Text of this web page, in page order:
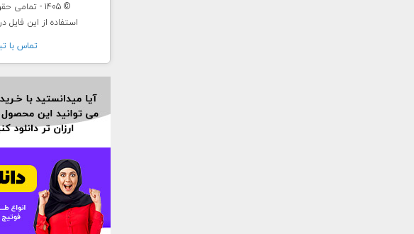
© 1405 - تمامی حقوق برای میهن طرح محفوظ است.
استفاده از این فایل
تماس با